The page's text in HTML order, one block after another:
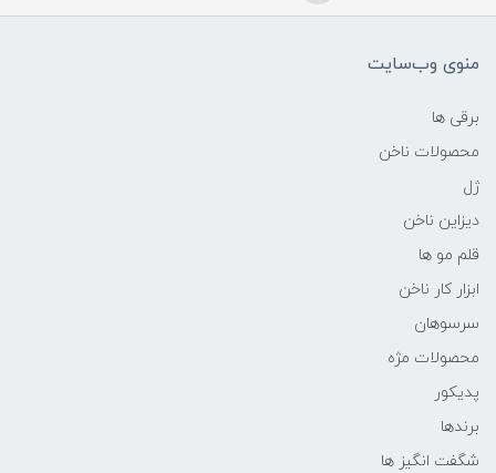
منوی وب‌سایت
برقی ها
محصولات ناخن
ژل
دیزاین ناخن
قلم مو ها
ابزار کار ناخن
سرسوهان
محصولات مژه
پدیکور
برندها
شگفت انگیز ها